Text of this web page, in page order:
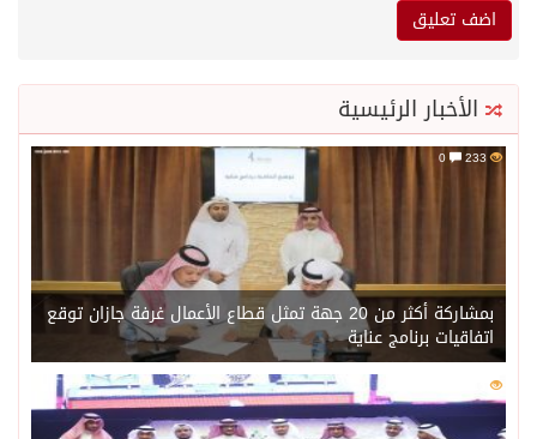
الأخبار الرئيسية
233
بمشاركة أكثر من 20 جهة تمثل قطاع الأعمال غرفة جازان توقع
اتفاقيات برنامج عناية
215